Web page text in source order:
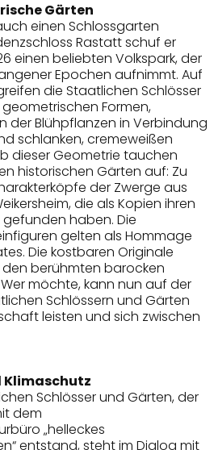
Gärten
einen Schlossgarten
Rastatt schuf er
einen beliebten Volkspark, der
Epochen aufnimmt. Auf
die Staatlichen Schlösser
Formen,
der Blühpflanzen in Verbindung
schlanken, cremeweißen
dieser Geometrie tauchen
historischen Gärten auf: Zu
der Zwerge aus
die als Kopien ihren
haben. Die
gelten als Hommage
Die kostbaren Originale
berühmten barocken
möchte, kann nun auf der
Schlössern und Gärten
leisten und sich zwischen
Klimaschutz
Schlösser und Gärten, der
dem
„helleckes
entstand, steht im Dialog mit